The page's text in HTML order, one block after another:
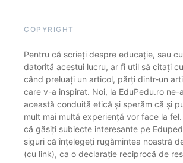
COPYRIGHT
Pentru că scrieți despre educație, sau
datorită acestui lucru, ar fi util să citați
când preluați un articol, părți dintr-un
care v-a inspirat. Noi, la EduPedu.ro ne-
această conduită etică și sperăm că și
mult mai multă experiență vor face la
că găsiți subiecte interesante pe
siguri că înțelegeți rugămintea noastră
(cu link), ca o declarație reciprocă de